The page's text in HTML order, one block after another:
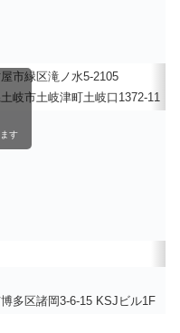
市緑区滝ノ水5-2105
岐市土岐津町土岐口1372-11
多区諸岡3-6-15 KSJビル1F
す